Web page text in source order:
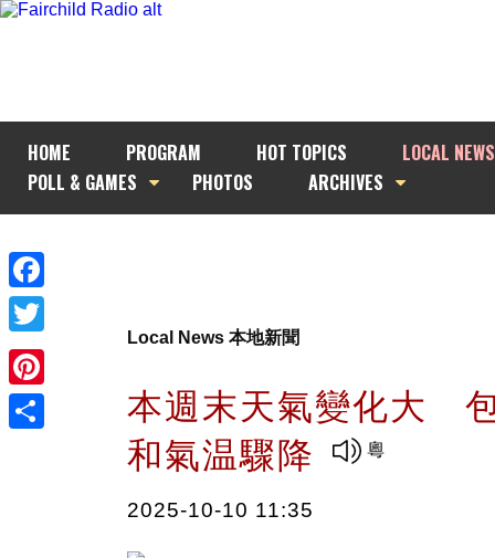
HOME PROGRAM HOT TOPICS
LOCAL NEWS
POLL & GAMES
PHOTOS ARCHIVES
Facebook
Twitter
Pinterest
Local News 本地新聞
本週末天氣變化大
和氣温驟降
2025-10-10 11:35